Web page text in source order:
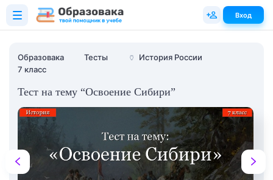
Образовака Тесты 🏺
История России
7 класс
Тест на тему “Освоение Сибири”
Вход